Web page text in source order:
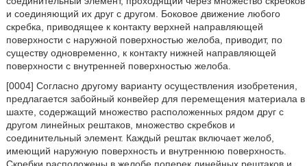
и соединяющий их друг с другом. Боковое движение любого
скребка, приводящее к контакту верхней направляющей
поверхности с наружной поверхностью желоба, приводит, по
существу одновременно, к контакту нижней направляющей
поверхности с внутренней поверхностью желоба.
[0004] Согласно другому варианту осуществления изобретения,
предлагается забойный конвейер для перемещения материала в
шахте, содержащий множество расположенных рядом друг с
другом линейных рештаков, множество скребков и
соединительный элемент. Каждый рештак включает желоб,
имеющий наружную поверхность и внутреннюю поверхность.